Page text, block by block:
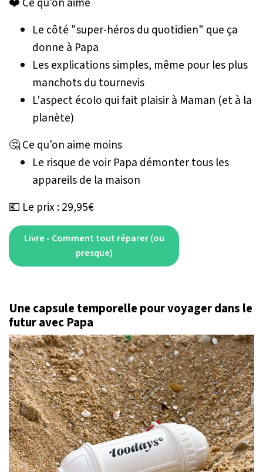
Le côté "super-héros du quotidien" que ça
donne à Papa
Les explications simples, même pour les plus
manchots du tournevis
L'aspect écolo qui fait plaisir à Maman (et à la
planète)
🤔 Ce qu'on aime moins
Le risque de voir Papa démonter tous les
appareils de la maison
💶 Le prix : 29,95€
Livre - Comment tout réparer (ou
presque)
Une capsule temporelle pour voyager dans le
futur avec Papa